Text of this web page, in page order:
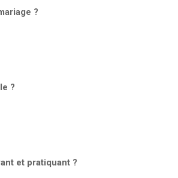
?
?
et pratiquant ?